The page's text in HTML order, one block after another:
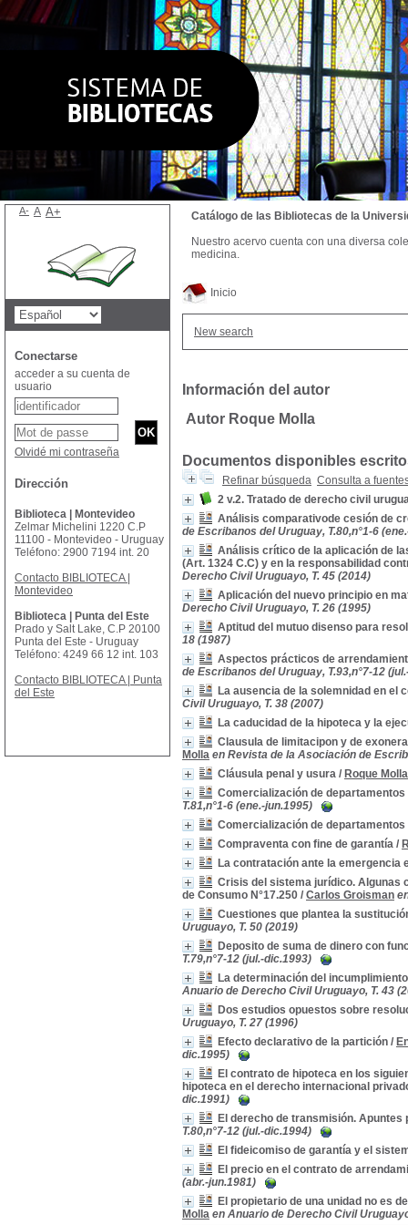
Inicio
New search
Información del autor
Autor Roque Molla
Documentos disponibles
Refinar búsqueda Consulta a
2 v.2. Tratado de derecho civil
Análisis comparativode cesión de
de Escribanos del Uruguay, T.80,n°1-6
Análisis crítico de la aplicación de
(Art. 1324 C.C) y en la responsabilidad
Derecho Civil Uruguayo, T. 45 (2014)
Aplicación del nuevo principio en
Derecho Civil Uruguayo, T. 26 (1995)
Aptitud del mutuo disenso para
18 (1987)
Aspectos prácticos de
de Escribanos del Uruguay, T.93,n°7-12
La ausencia de la solemnidad en el
Civil Uruguayo, T. 38 (2007)
La caducidad de la hipoteca y la
Clausula de limitacipon y de
Molla en Revista de la Asociación de
Cláusula penal y usura / Roque Molla
Comercialización de
T.81,n°1-6 (ene.-jun.1995)
Comercialización de
Compraventa con fine de garantía /
La contratación ante la emergencia
Crisis del sistema jurídico. Algunas
de Consumo N°17.250 / Carlos Groisman
Cuestiones que plantea la
Uruguayo, T. 50 (2019)
Deposito de suma de dinero con
T.79,n°7-12 (jul.-dic.1993)
La determinación del
Anuario de Derecho Civil Uruguayo, T. 43
Dos estudios opuestos sobre
Uruguayo, T. 27 (1996)
Efecto declarativo de la partición /
dic.1995)
El contrato de hipoteca en los
hipoteca en el derecho internacional
dic.1991)
El derecho de transmisión. Apuntes
T.80,n°7-12 (jul.-dic.1994)
El fideicomiso de garantía y el
El precio en el contrato de
(abr.-jun.1981)
El propietario de una unidad no es
Molla en Anuario de Derecho Civil
Catálogo de las Bibliotecas de la
Nuestro acervo cuenta con una diversa
medicina.
A- A A+
Conectarse
acceder a su cuenta de
usuario
Olvidé mi contraseña
Dirección
Biblioteca | Montevideo
Zelmar Michelini 1220 C.P
11100 - Montevideo - Uruguay
Teléfono: 2900 7194 int. 20
Contacto BIBLIOTECA |
Montevideo
Biblioteca | Punta del Este
Prado y Salt Lake, C.P 20100
Punta del Este - Uruguay
Teléfono: 4249 66 12 int. 103
Contacto BIBLIOTECA | Punta
del Este